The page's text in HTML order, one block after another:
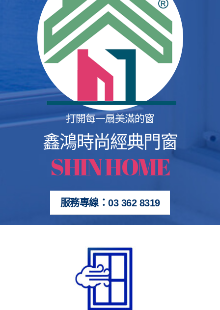
打開每一扇美滿的窗
鑫鴻時尚經典門窗
SHIN HOME
服務專線：03 362 8319